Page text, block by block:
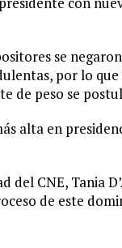
se
por lo
de peso se
alta en
del CNE, Tania
de este